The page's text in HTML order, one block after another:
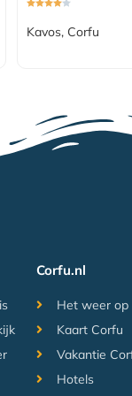
Kavos, Corfu
Corfu.nl
Het weer op
Kaart Corfu
Vakantie
Hotels